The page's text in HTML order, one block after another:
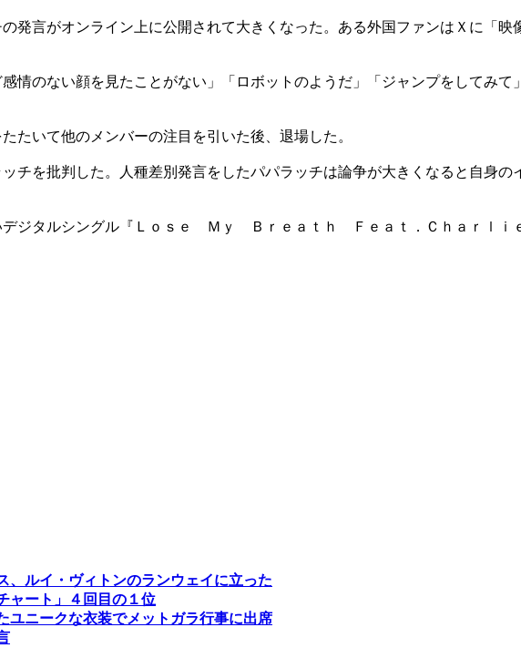
発言がオンライン上に公開されて大きくなった。ある外国ファンはＸに「
情のない顔を見たことがない」「ロボットのようだ」「ジャンプをしてみ
たいて他のメンバーの注目を引いた後、退場した。
チを批判した。人種差別発言をしたパパラッチは論争が大きくなると自身の
ジタルシングル『Ｌｏｓｅ Ｍｙ Ｂｒｅａｔｈ Ｆｅａｔ．Ｃｈａｒｌｉ
ルイ・ヴィトンのランウェイに立った
ャート」４回目の１位
ユニークな衣装でメットガラ行事に出席